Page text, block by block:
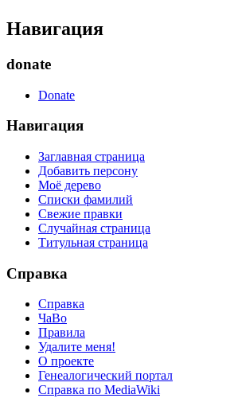
Навигация
donate
Donate
Навигация
Заглавная страница
Добавить персону
Моё дерево
Списки фамилий
Свежие правки
Случайная страница
Титульная страница
Справка
Справка
ЧаВо
Правила
Удалите меня!
О проекте
Генеалогический портал
Справка по MediaWiki